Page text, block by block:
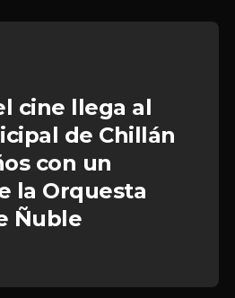
cine llega al
de Chillán
con un
la Orquesta
Ñuble